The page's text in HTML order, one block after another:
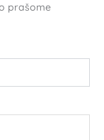
prašome